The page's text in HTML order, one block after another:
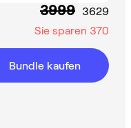
3999 3629
Sie sparen 370
Bundle kaufen